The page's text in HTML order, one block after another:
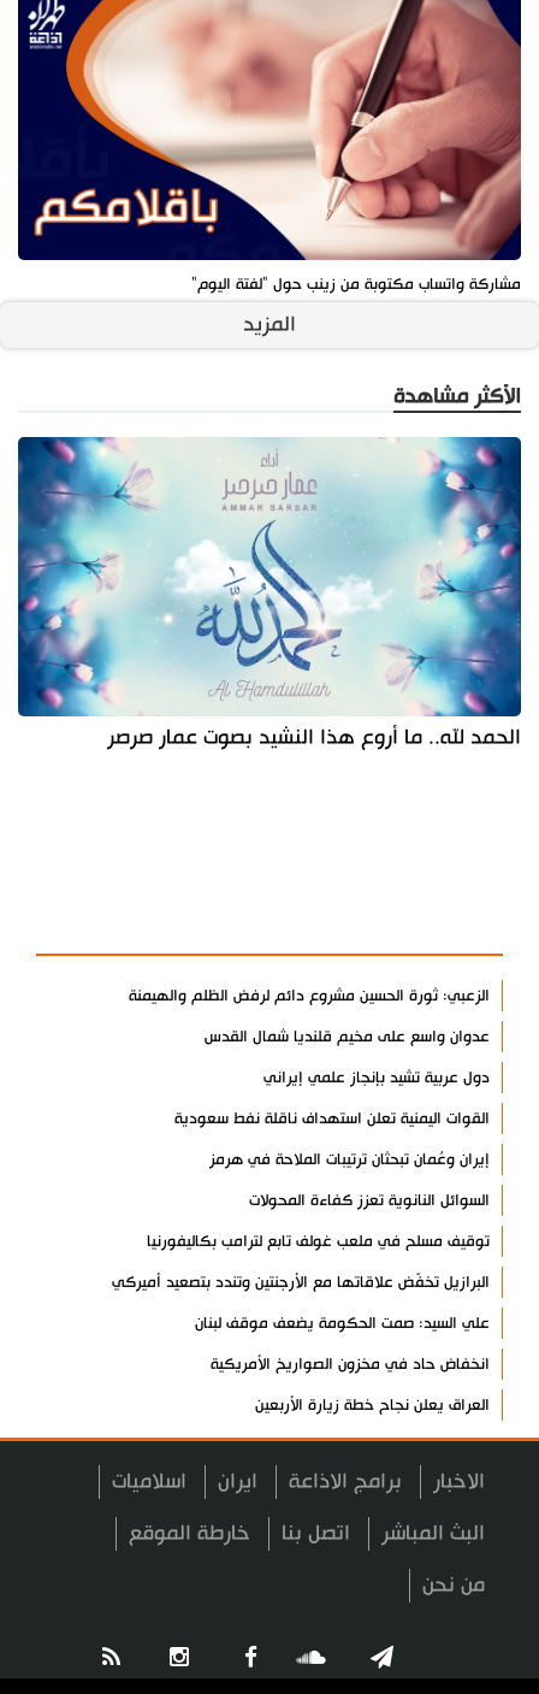
مشاركة واتساب مكتوبة من زينب حول "لفتة اليوم"
المزيد
الأكثر مشاهدة
الحمد لله.. ما أروع هذا النشيد بصوت عمار صرصر
الزعبي: ثورة الحسين مشروع دائم لرفض الظلم والهيمنة
عدوان واسع على مخيم قلنديا شمال القدس
دول عربية تشيد بإنجاز علمي إيراني
القوات اليمنية تعلن استهداف ناقلة نفط سعودية
إيران وعُمان تبحثان ترتيبات الملاحة في هرمز
السوائل النانوية تعزز كفاءة المحولات
توقيف مسلح في ملعب غولف تابع لترامب بكاليفورنيا
البرازيل تخفّض علاقاتها مع الأرجنتين وتندد بتصعيد أميركي
علي السيد: صمت الحكومة يضعف موقف لبنان
انخفاض حاد في مخزون الصواريخ الأمريكية
العراق يعلن نجاح خطة زيارة الأربعين
رضائي: إيران جاهزة للدفاع عن سيادتها
رئيس بلدية طهران يلتقي مع متولي العتبة الحسينية ومحافظ كربلاء
تقرير مصور.. مراسم عزاء الأربعين بجوار مكان استشهاد الإمام
فريق طبي إيراني ينقذ حياة طفل عراقي بأعجوبة+ فيديو
الشيخ قاسم: المقاومة مستمرة ما دام الاحتلال موجودا
حمادة: إيران تشكل لاعبا رئيسا على خارطة العالم
الاخبار برامج الاذاعة ايران اسلاميات
البث المباشر اتصل بنا خارطة الموقع
من نحن